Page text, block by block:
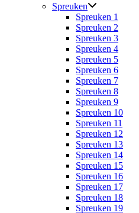
Spreuken
Spreuken 1
Spreuken 2
Spreuken 3
Spreuken 4
Spreuken 5
Spreuken 6
Spreuken 7
Spreuken 8
Spreuken 9
Spreuken 10
Spreuken 11
Spreuken 12
Spreuken 13
Spreuken 14
Spreuken 15
Spreuken 16
Spreuken 17
Spreuken 18
Spreuken 19